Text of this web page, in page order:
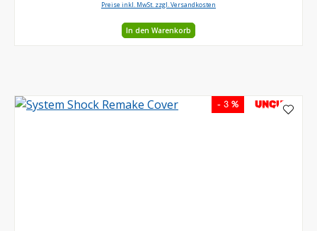
Preise inkl. MwSt. zzgl. Versandkosten
In den Warenkorb
- 3 % UNCUT